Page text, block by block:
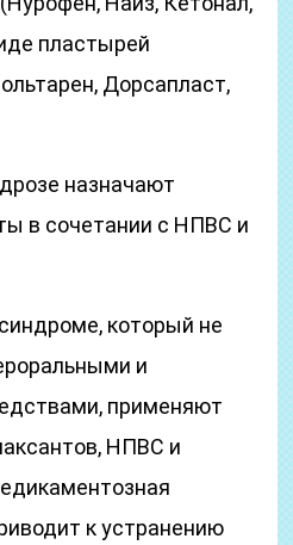
пластырей
Дорсапласт,
назначают
в сочетании с НПВС и
который не
и
применяют
НПВС и
к устранению